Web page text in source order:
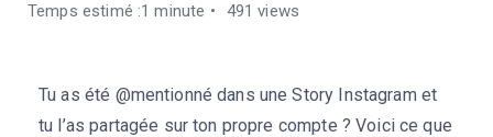
Temps estimé :1 minute 491 views
Tu as été @mentionné dans une Story Instagram et
tu l’as partagée sur ton propre compte ? Voici ce que